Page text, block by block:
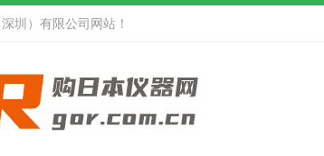
圳）有限公司网站！